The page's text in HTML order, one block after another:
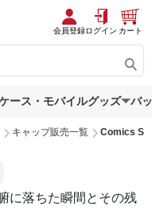
会員登録ログイン カート
ース・モバイルグッズ バ
キャップ販売一覧 Comics
に落ちた瞬間とその残